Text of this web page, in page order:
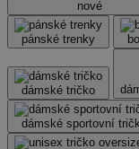
nové
pánské trenky
dámské tričko
dámské sportovní